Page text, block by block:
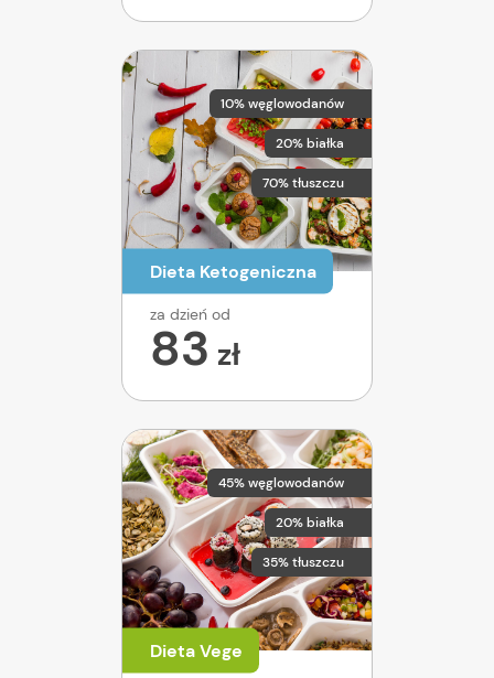
10% węglowodanów
20% białka
70% tłuszczu
Dieta Ketogeniczna
za dzień od
83 zł
45% węglowodanów
20% białka
35% tłuszczu
Dieta Vege